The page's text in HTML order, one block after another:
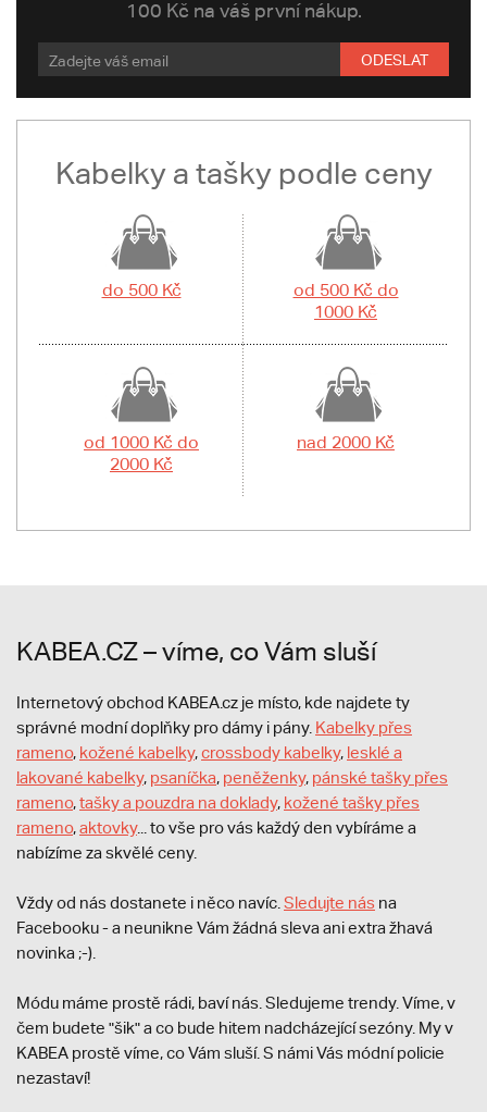
100 Kč na váš první nákup.
ODESLAT
Kabelky a tašky podle ceny
do 500 Kč
od 500 Kč do
1000 Kč
od 1000 Kč do
2000 Kč
nad 2000 Kč
KABEA.CZ – víme, co Vám sluší
Internetový obchod KABEA.cz je místo, kde najdete ty
správné modní doplňky pro dámy i pány. Kabelky přes
rameno, kožené kabelky,crossbody kabelky, lesklé a
lakované kabelky, psaníčka, peněženky, pánské tašky přes
rameno,tašky a pouzdra na doklady, kožené tašky přes
rameno,aktovky... to vše pro vás každý den vybíráme a
nabízíme za skvělé ceny.
Vždy od nás dostanete i něco navíc. Sledujte nás na
Facebooku - a neunikne Vám žádná sleva ani extra žhavá
novinka ;-).
Módu máme prostě rádi, baví nás. Sledujeme trendy. Víme, v
čem budete "šik" a co bude hitem nadcházející sezóny. My v
KABEA prostě víme, co Vám sluší. S námi Vás módní policie
nezastaví!